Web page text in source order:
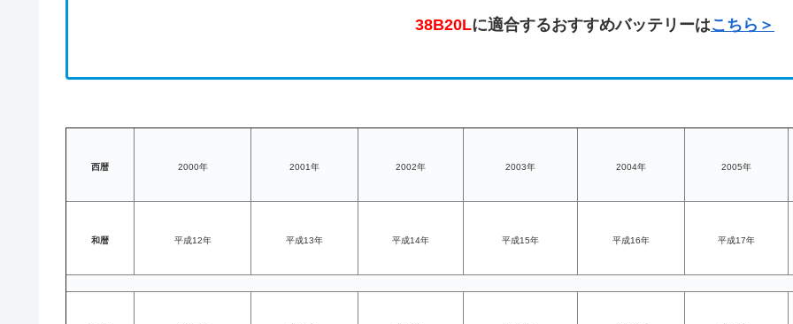
38B20Lに適合するおすすめバッテリーはこちら＞
西暦 2000年 2001年 2002年 2003年 2004年 2005年
和暦 平成12年 平成13年 平成14年 平成15年 平成16年 平成17年